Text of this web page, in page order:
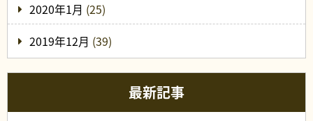
2020年1月 (25)
2019年12月 (39)
最新記事